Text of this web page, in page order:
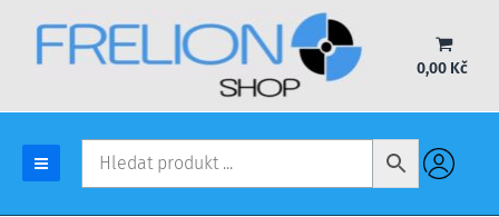
Přeskočit
obsah
0,00 Kč